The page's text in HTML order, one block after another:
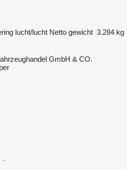
lucht/lucht Netto gewicht 3.284 kg
GmbH & CO.